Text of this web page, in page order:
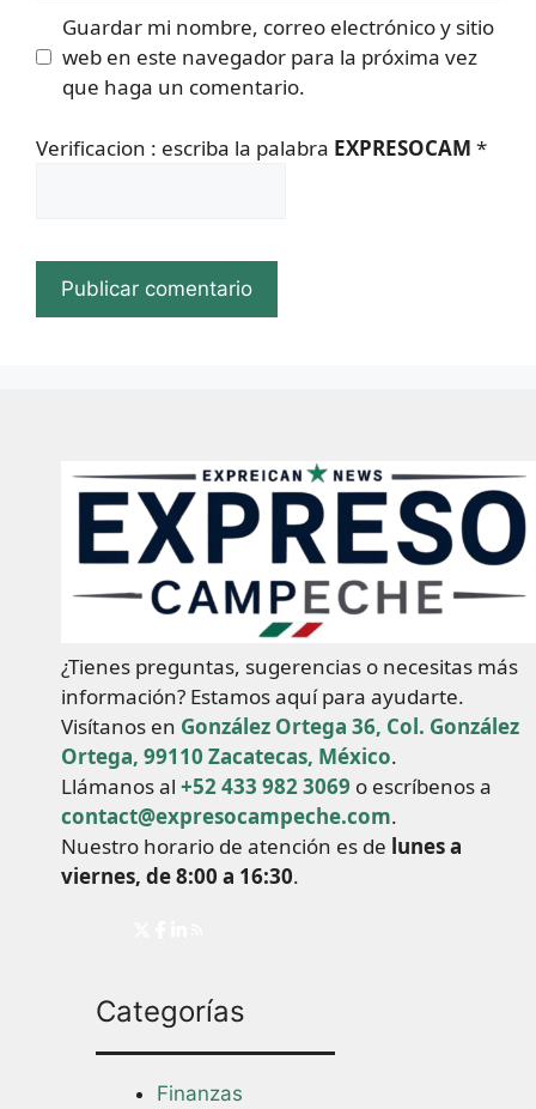
Guardar mi nombre, correo electrónico y sitio
web en este navegador para la próxima vez
que haga un comentario.
Verificacion : escriba la palabra EXPRESOCAM *
¿Tienes preguntas, sugerencias o necesitas más
información? Estamos aquí para ayudarte.
Visítanos en González Ortega 36, Col. González
Ortega, 99110 Zacatecas, México.
Llámanos al +52 433 982 3069 o escríbenos a
contact@expresocampeche.com.
Nuestro horario de atención es de lunes a
viernes, de 8:00 a 16:30.
Categorías
Finanzas